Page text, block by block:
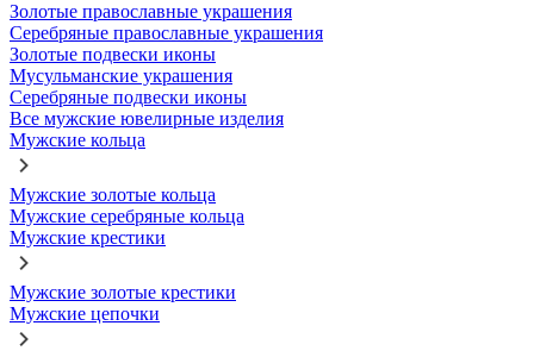
Золотые православные украшения
Серебряные православные украшения
Золотые подвески иконы
Мусульманские украшения
Серебряные подвески иконы
Все мужские ювелирные изделия
Мужские кольца
Мужские золотые кольца
Мужские серебряные кольца
Мужские крестики
Мужские золотые крестики
Мужские цепочки